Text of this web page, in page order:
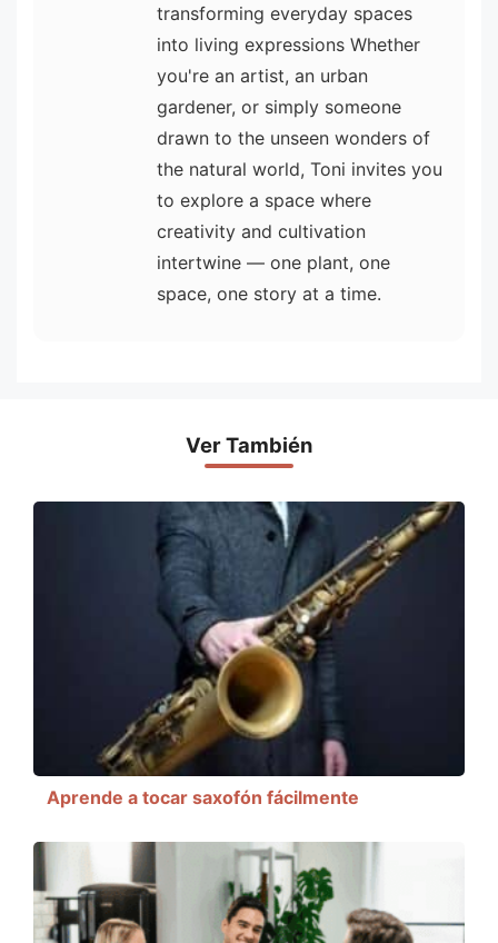
transforming everyday spaces
into living expressions Whether
you're an artist, an urban
gardener, or simply someone
drawn to the unseen wonders of
the natural world, Toni invites you
to explore a space where
creativity and cultivation
intertwine — one plant, one
space, one story at a time.
Ver También
Aprende a tocar saxofón fácilmente